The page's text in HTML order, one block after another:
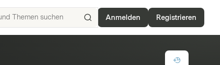
ISIN,
Basiswerte,
Anmelden Registrieren